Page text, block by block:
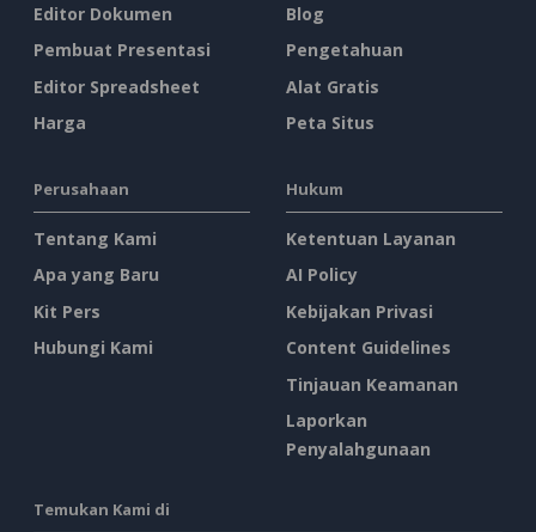
Editor Dokumen
Pembuat Presentasi
Editor Spreadsheet
Harga
Blog
Pengetahuan
Alat Gratis
Peta Situs
Perusahaan
Tentang Kami
Apa yang Baru
Kit Pers
Hubungi Kami
Hukum
Ketentuan Layanan
AI Policy
Kebijakan Privasi
Content Guidelines
Tinjauan Keamanan
Laporkan
Penyalahgunaan
Temukan Kami di